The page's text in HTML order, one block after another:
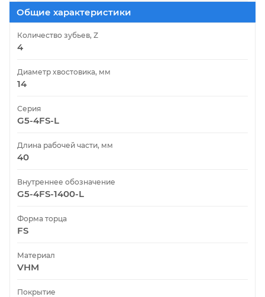
Общие характеристики
Количество зубьев, Z
4
Диаметр хвостовика, мм
14
Серия
G5-4FS-L
Длина рабочей части, мм
40
Внутреннее обозначение
G5-4FS-1400-L
Форма торца
FS
Материал
VHM
Покрытие